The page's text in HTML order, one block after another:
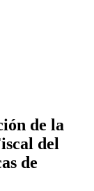
de la
del
de